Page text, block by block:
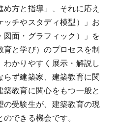
方と指導」、それに応え
チやスタディ模型）」お
図面・グラフィック）」を
と学び）のプロセスを制
かりやすく展示・解説し
ず建築家、建築教育に関
教育に関心をもつ一般と
の受験生が、建築教育の現
できる機会です。